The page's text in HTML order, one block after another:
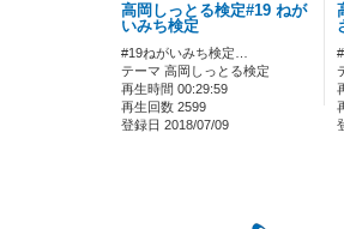
高岡しっとる検定#19 ねが
いみち検定
#19ねがいみち検定…
テーマ 高岡しっとる検定
再生時間 00:29:59
再生回数 2599
登録日 2018/07/09